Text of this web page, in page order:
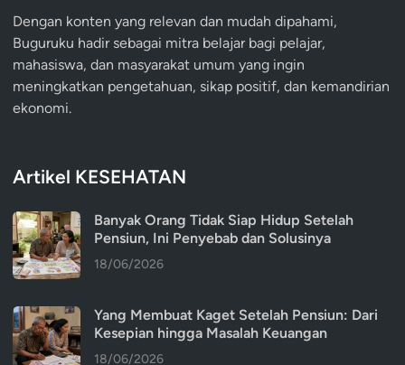
Dengan konten yang relevan dan mudah dipahami,
Buguruku hadir sebagai mitra belajar bagi pelajar,
mahasiswa, dan masyarakat umum yang ingin
meningkatkan pengetahuan, sikap positif, dan kemandirian
ekonomi.
Artikel KESEHATAN
Banyak Orang Tidak Siap Hidup Setelah
Pensiun, Ini Penyebab dan Solusinya
18/06/2026
Yang Membuat Kaget Setelah Pensiun: Dari
Kesepian hingga Masalah Keuangan
18/06/2026